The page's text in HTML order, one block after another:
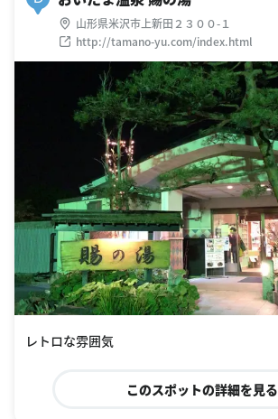
山形県米沢市上新田２３００-１
http://tamano-yu.com/index.html
レトロな雰囲気
このスポットの詳細を見る